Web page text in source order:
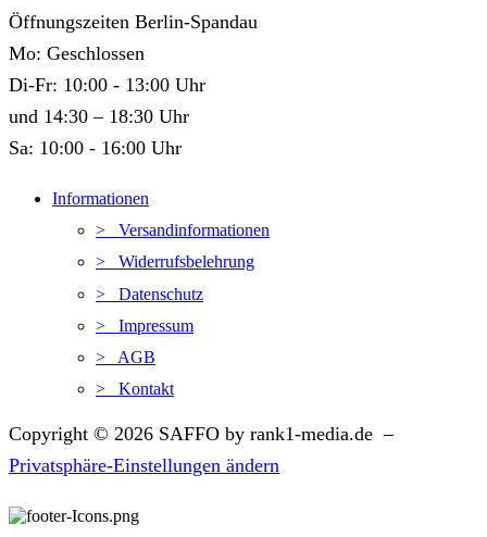
Öffnungszeiten Berlin-Spandau
Mo: Geschlossen
Di-Fr: 10:00 - 13:00 Uhr
und 14:30 – 18:30 Uhr
Sa: 10:00 - 16:00 Uhr
Informationen
> Versandinformationen
> Widerrufsbelehrung
> Datenschutz
> Impressum
> AGB
> Kontakt
Copyright © 2026 SAFFO by rank1-media.de –
Privatsphäre-Einstellungen ändern